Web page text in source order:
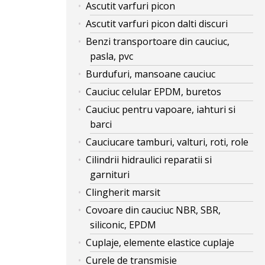
Ascutit varfuri picon
Ascutit varfuri picon dalti discuri
Benzi transportoare din cauciuc,
pasla, pvc
Burdufuri, mansoane cauciuc
Cauciuc celular EPDM, buretos
Cauciuc pentru vapoare, iahturi si
barci
Cauciucare tamburi, valturi, roti, role
Cilindrii hidraulici reparatii si
garnituri
Clingherit marsit
Covoare din cauciuc NBR, SBR,
siliconic, EPDM
Cuplaje, elemente elastice cuplaje
Curele de transmisie